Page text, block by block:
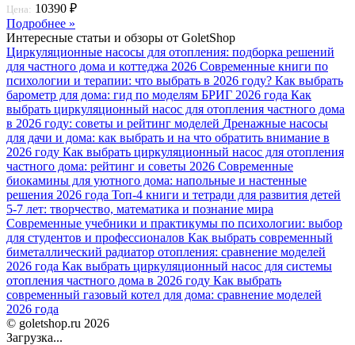
Цена: 10390 ₽
Подробнее »
Интересные статьи и обзоры от GoletShop
Циркуляционные насосы для отопления: подборка решений
для частного дома и коттеджа 2026 Современные книги по
психологии и терапии: что выбрать в 2026 году? Как выбрать
барометр для дома: гид по моделям БРИГ 2026 года Как
выбрать циркуляционный насос для отопления частного дома
в 2026 году: советы и рейтинг моделей Дренажные насосы
для дачи и дома: как выбрать и на что обратить внимание в
2026 году Как выбрать циркуляционный насос для отопления
частного дома: рейтинг и советы 2026 Современные
биокамины для уютного дома: напольные и настенные
решения 2026 года Топ-4 книги и тетради для развития детей
5-7 лет: творчество, математика и познание мира
Современные учебники и практикумы по психологии: выбор
для студентов и профессионалов Как выбрать современный
биметаллический радиатор отопления: сравнение моделей
2026 года Как выбрать циркуляционный насос для системы
отопления частного дома в 2026 году Как выбрать
современный газовый котел для дома: сравнение моделей
2026 года
© goletshop.ru 2026
Загрузка...